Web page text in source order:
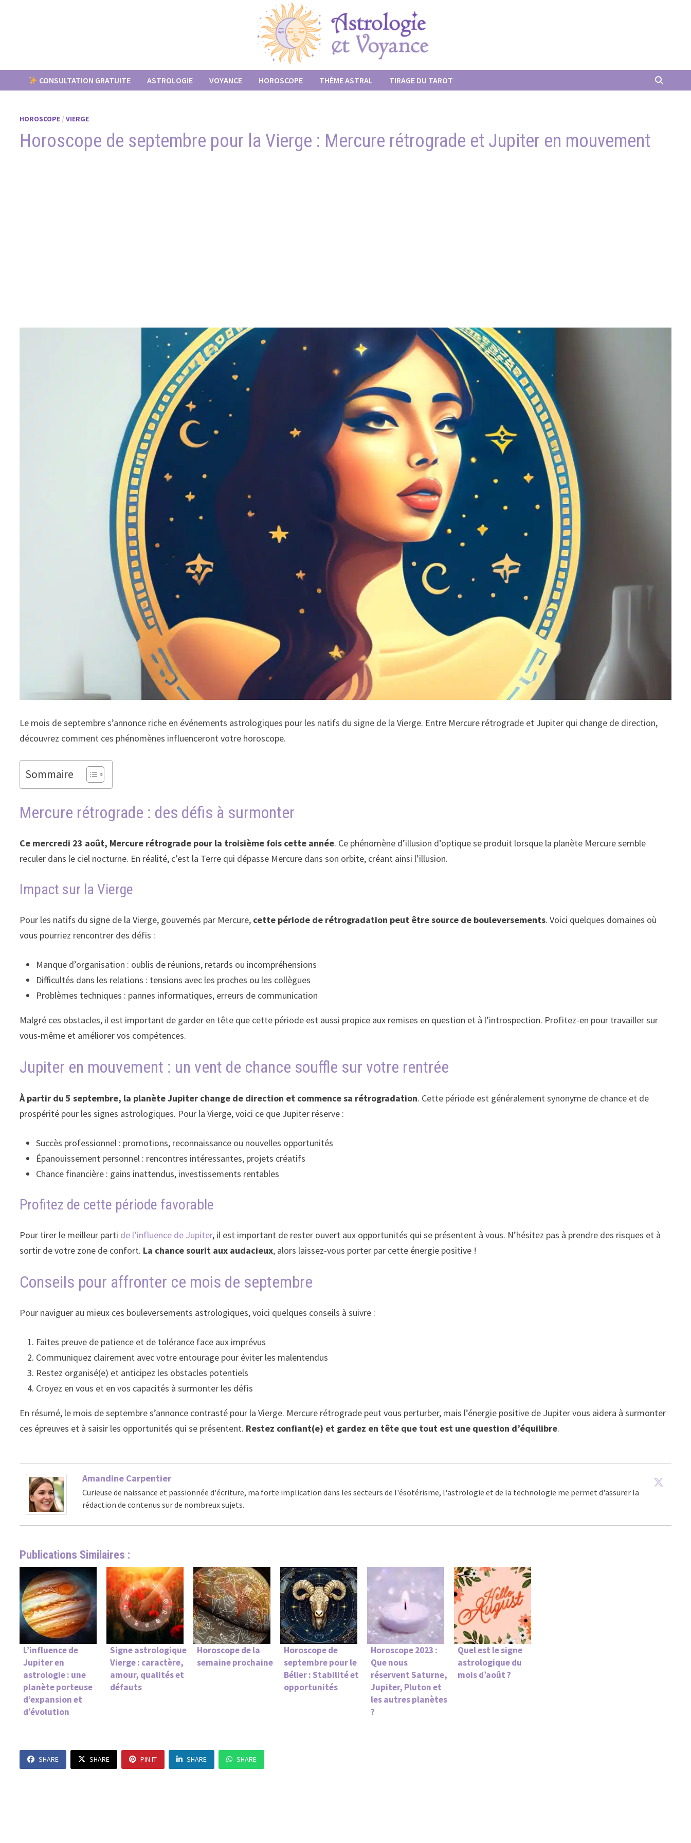
CONSULTATION GRATUITE ASTROLOGIE VOYANCE HOROSCOPE THÈME ASTRAL TIRAGE DU TAROT
HOROSCOPE /VIERGE
Horoscope de septembre pour la Vierge : Mercure rétrograde et Jupiter en mouvement
Le mois de septembre s’annonce riche en événements astrologiques pour les natifs du signe de la Vierge. Entre Mercure rétrograde et Jupiter qui change de direction,
découvrez comment ces phénomènes influenceront votre horoscope.
Sommaire
Mercure rétrograde : des défis à surmonter
Ce mercredi 23 août, Mercure rétrograde pour la troisième fois cette année. Ce phénomène d’illusion d’optique se produit lorsque la planète Mercure semble
reculer dans le ciel nocturne. En réalité, c’est la Terre qui dépasse Mercure dans son orbite, créant ainsi l’illusion.
Impact sur la Vierge
Pour les natifs du signe de la Vierge, gouvernés par Mercure, cette période de rétrogradation peut être source de bouleversements. Voici quelques domaines où
vous pourriez rencontrer des défis :
Manque d’organisation : oublis de réunions, retards ou incompréhensions
Difficultés dans les relations : tensions avec les proches ou les collègues
Problèmes techniques : pannes informatiques, erreurs de communication
Malgré ces obstacles, il est important de garder en tête que cette période est aussi propice aux remises en question et à l’introspection. Profitez-en pour travailler sur
vous-même et améliorer vos compétences.
Jupiter en mouvement : un vent de chance souffle sur votre rentrée
À partir du 5 septembre, la planète Jupiter change de direction et commence sa rétrogradation. Cette période est généralement synonyme de chance et de
prospérité pour les signes astrologiques. Pour la Vierge, voici ce que Jupiter réserve :
Succès professionnel : promotions, reconnaissance ou nouvelles opportunités
Épanouissement personnel : rencontres intéressantes, projets créatifs
Chance financière : gains inattendus, investissements rentables
Profitez de cette période favorable
Pour tirer le meilleur parti de l’influence de Jupiter, il est important de rester ouvert aux opportunités qui se présentent à vous. N’hésitez pas à prendre des risques et à
sortir de votre zone de confort. La chance sourit aux audacieux, alors laissez-vous porter par cette énergie positive !
Conseils pour affronter ce mois de septembre
Pour naviguer au mieux ces bouleversements astrologiques, voici quelques conseils à suivre :
Faites preuve de patience et de tolérance face aux imprévus
Communiquez clairement avec votre entourage pour éviter les malentendus
Restez organisé(e) et anticipez les obstacles potentiels
Croyez en vous et en vos capacités à surmonter les défis
En résumé, le mois de septembre s’annonce contrasté pour la Vierge. Mercure rétrograde peut vous perturber, mais l’énergie positive de Jupiter vous aidera à surmonter
ces épreuves et à saisir les opportunités qui se présentent. Restez confiant(e) et gardez en tête que tout est une question d’équilibre.
Amandine Carpentier
Curieuse de naissance et passionnée d'écriture, ma forte implication dans les secteurs de l'ésotérisme, l'astrologie et de la technologie me permet d'assurer la
rédaction de contenus sur de nombreux sujets.
Publications Similaires :
L’influence de
Jupiter en
astrologie : une
planète porteuse
d’expansion et
d’évolution
Signe astrologique
Vierge : caractère,
amour, qualités et
défauts
Horoscope de la
semaine prochaine
Horoscope de
septembre pour le
Bélier : Stabilité et
opportunités
Horoscope 2023 :
Que nous
réservent Saturne,
Jupiter, Pluton et
les autres planètes
?
Quel est le signe
astrologique du
mois d’août ?
SHARE SHARE PIN IT SHARE SHARE